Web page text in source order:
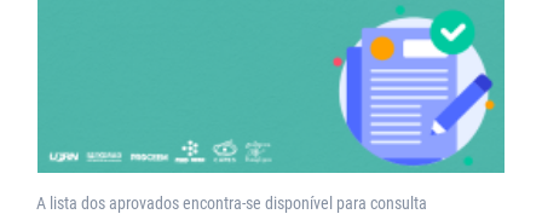
A lista dos aprovados encontra-se disponível para consulta